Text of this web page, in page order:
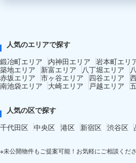
人気のエリアで探す
鍛冶町エリア
内神田エリア 岩本町エリ
築地エリア
新富エリア 八丁堀エリア
赤坂エリア 市ヶ谷エリア 四谷エリア
南池袋エリア
大崎エリア 戸越エリア
人気の区で探す
千代田区 中央区 港区 新宿区 渋谷区
※未公開物件もご提案可能！お気軽にご相談くだ